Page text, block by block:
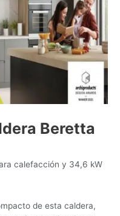
Beretta
calefacción y 34,6 kW
de esta caldera,